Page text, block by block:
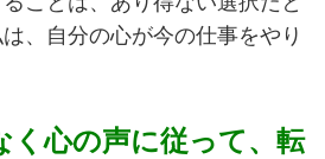
、自分の心が今の仕事をやり
く心の声に従って、転